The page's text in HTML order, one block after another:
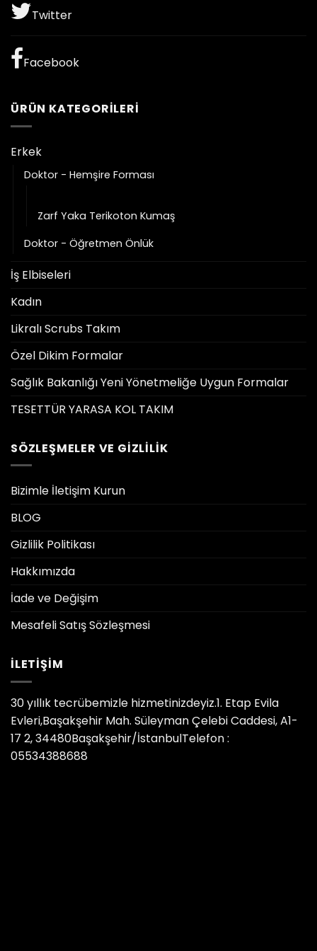
Twitter
Facebook
ÜRÜN KATEGORILERI
Erkek
Doktor - Hemşire Forması
Zarf Yaka Terikoton Kumaş
Doktor - Öğretmen Önlük
İş Elbiseleri
Kadın
Likralı Scrubs Takım
Özel Dikim Formalar
Sağlık Bakanlığı Yeni Yönetmeliğe Uygun Formalar
TESETTÜR YARASA KOL TAKIM
SÖZLEŞMELER VE GIZLILIK
Bizimle İletişim Kurun
BLOG
Gizlilik Politikası
Hakkımızda
İade ve Değişim
Mesafeli Satış Sözleşmesi
İLETIŞIM
30 yıllık tecrübemizle hizmetinizdeyiz.1. Etap Evila
Evleri,Başakşehir Mah. Süleyman Çelebi Caddesi, A1-
17 2, 34480Başakşehir/İstanbulTelefon :
05534388688